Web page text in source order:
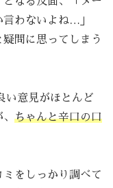
言わないよね…」
疑問に思ってしまう
い意見がほとんど
ちゃんと辛口の口
をしっかり調べて